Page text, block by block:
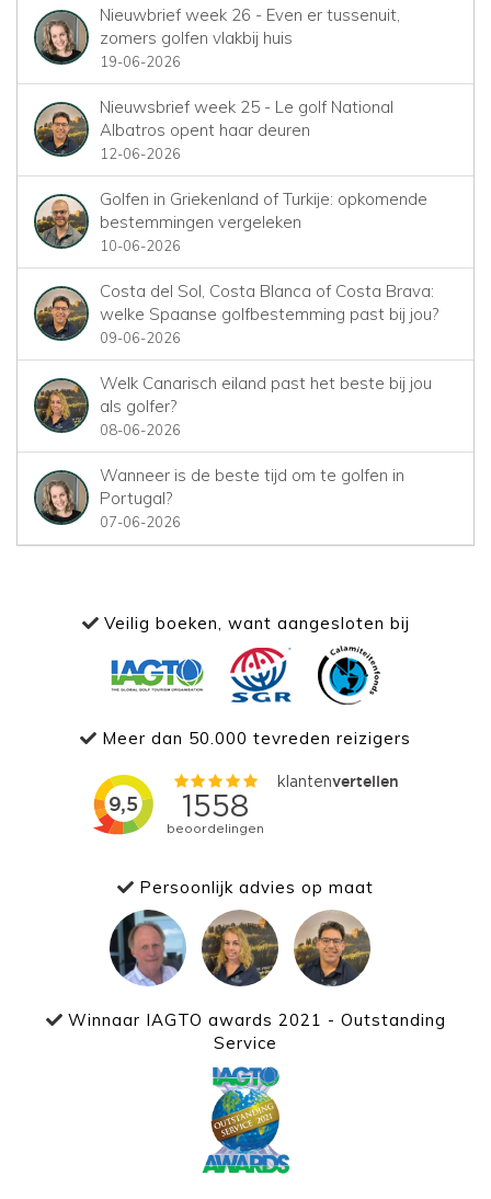
Nieuwbrief week 26 - Even er tussenuit,
zomers golfen vlakbij huis
19-06-2026
Nieuwsbrief week 25 - Le golf National
Albatros opent haar deuren
12-06-2026
Golfen in Griekenland of Turkije: opkomende
bestemmingen vergeleken
10-06-2026
Costa del Sol, Costa Blanca of Costa Brava:
welke Spaanse golfbestemming past bij jou?
09-06-2026
Welk Canarisch eiland past het beste bij jou
als golfer?
08-06-2026
Wanneer is de beste tijd om te golfen in
Portugal?
07-06-2026
Veilig boeken, want aangesloten bij
Meer dan 50.000 tevreden reizigers
Persoonlijk advies op maat
Winnaar IAGTO awards 2021 - Outstanding
Service